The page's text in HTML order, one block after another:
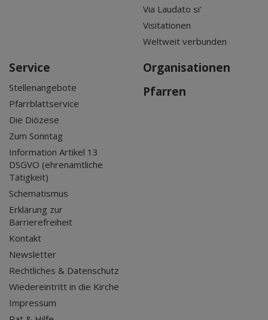
Via Laudato si'
Visitationen
Weltweit verbunden
Service
Stellenangebote
Pfarrblattservice
Die Diözese
Zum Sonntag
Information Artikel 13
DSGVO (ehrenamtliche
Tätigkeit)
Schematismus
Erklärung zur
Barrierefreiheit
Kontakt
Newsletter
Rechtliches & Datenschutz
Wiedereintritt in die Kirche
Impressum
Organisationen
Pfarren